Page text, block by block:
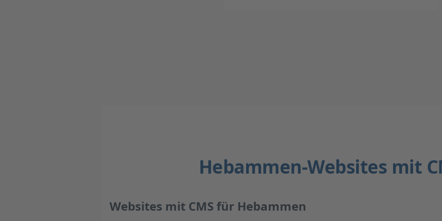
Hebammen-Websites mit
Websites mit CMS für Hebammen